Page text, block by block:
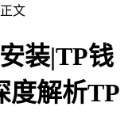
文
装|TP钱
度解析TP